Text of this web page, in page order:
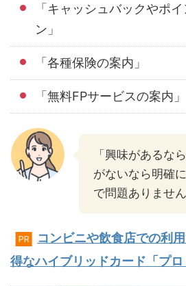
「キャッシュバックやポ
ン」
「各種保険の案内」
「無料FPサービスの案内」
「興味があるな
がないなら明確
で問題ありません
PR
コンビニや飲食店での利
得なハイブリッドカード「プロ